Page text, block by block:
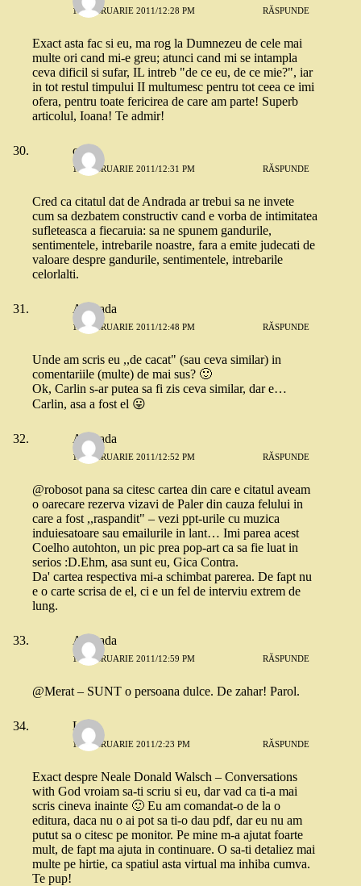
17 FEBRUARIE 2011/12:28 PM RĂSPUNDE
Exact asta fac si eu, ma rog la Dumnezeu de cele mai
multe ori cand mi-e greu; atunci cand mi se intampla
ceva dificil si sufar, IL intreb "de ce eu, de ce mie?", iar
in tot restul timpului II multumesc pentru tot ceea ce imi
ofera, pentru toate fericirea de care am parte! Superb
articolul, Ioana! Te admir!
cris
17 FEBRUARIE 2011/12:31 PM RĂSPUNDE
Cred ca citatul dat de Andrada ar trebui sa ne invete
cum sa dezbatem constructiv cand e vorba de intimitatea
sufleteasca a fiecaruia: sa ne spunem gandurile,
sentimentele, intrebarile noastre, fara a emite judecati de
valoare despre gandurile, sentimentele, intrebarile
celorlalti.
Andrada
17 FEBRUARIE 2011/12:48 PM RĂSPUNDE
Unde am scris eu ,,de cacat" (sau ceva similar) in
comentariile (multe) de mai sus? 🙂
Ok, Carlin s-ar putea sa fi zis ceva similar, dar e…
Carlin, asa a fost el 😛
Andrada
17 FEBRUARIE 2011/12:52 PM RĂSPUNDE
@robosot pana sa citesc cartea din care e citatul aveam
o oarecare rezerva vizavi de Paler din cauza felului in
care a fost ,,raspandit" – vezi ppt-urile cu muzica
induiesatoare sau emailurile in lant… Imi parea acest
Coelho autohton, un pic prea pop-art ca sa fie luat in
serios :D.Ehm, asa sunt eu, Gica Contra.
Da' cartea respectiva mi-a schimbat parerea. De fapt nu
e o carte scrisa de el, ci e un fel de interviu extrem de
lung.
Andrada
17 FEBRUARIE 2011/12:59 PM RĂSPUNDE
@Merat – SUNT o persoana dulce. De zahar! Parol.
Laliq
17 FEBRUARIE 2011/2:23 PM RĂSPUNDE
Exact despre Neale Donald Walsch – Conversations
with God vroiam sa-ti scriu si eu, dar vad ca ti-a mai
scris cineva inainte 🙂 Eu am comandat-o de la o
editura, daca nu o ai pot sa ti-o dau pdf, dar eu nu am
putut sa o citesc pe monitor. Pe mine m-a ajutat foarte
mult, de fapt ma ajuta in continuare. O sa-ti detaliez mai
multe pe hirtie, ca spatiul asta virtual ma inhiba cumva.
Te pup!